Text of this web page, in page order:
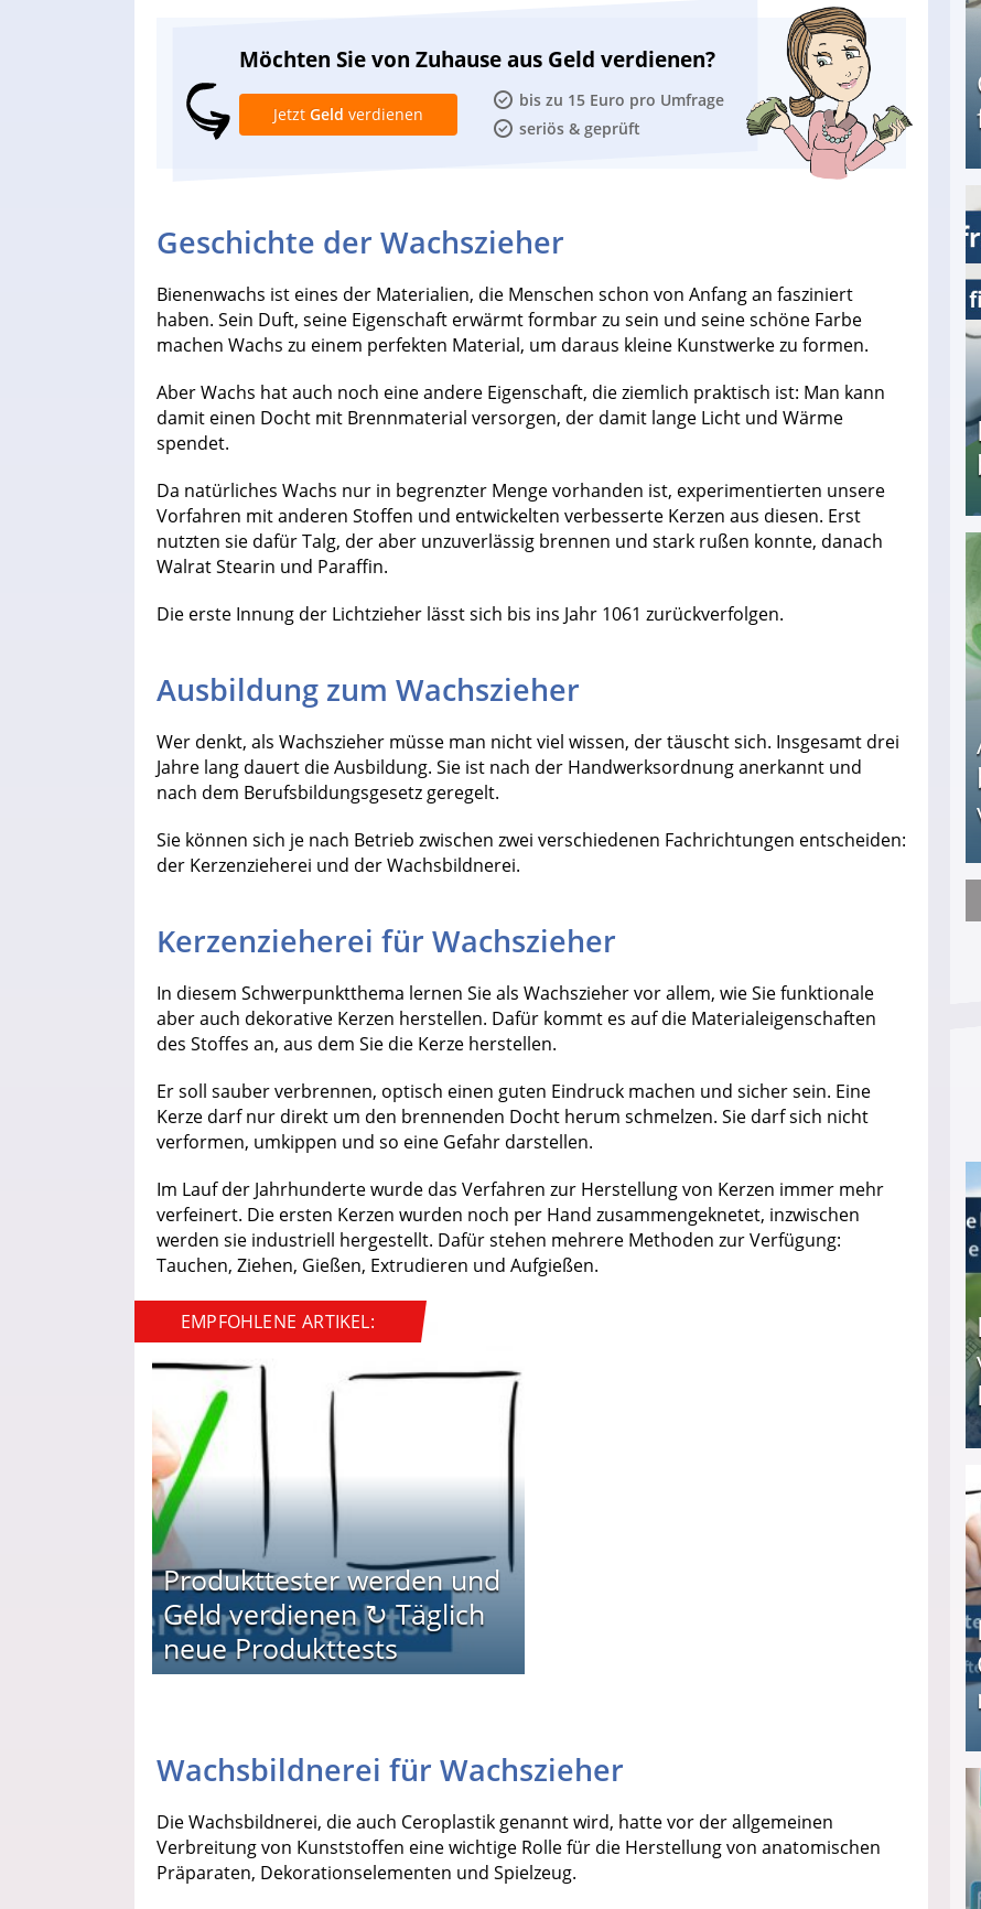
Möchten Sie von Zuhause aus Geld verdienen?
bis zu 15 Euro pro Umfrage
seriös & geprüft
Jetzt Geld verdienen
Geschichte der Wachszieher
Bienenwachs ist eines der Materialien, die Menschen schon von Anfang an fasziniert
haben. Sein Duft, seine Eigenschaft erwärmt formbar zu sein und seine schöne Farbe
machen Wachs zu einem perfekten Material, um daraus kleine Kunstwerke zu formen.
Aber Wachs hat auch noch eine andere Eigenschaft, die ziemlich praktisch ist: Man kann
damit einen Docht mit Brennmaterial versorgen, der damit lange Licht und Wärme
spendet.
Da natürliches Wachs nur in begrenzter Menge vorhanden ist, experimentierten unsere
Vorfahren mit anderen Stoffen und entwickelten verbesserte Kerzen aus diesen. Erst
nutzten sie dafür Talg, der aber unzuverlässig brennen und stark rußen konnte, danach
Walrat Stearin und Paraffin.
Die erste Innung der Lichtzieher lässt sich bis ins Jahr 1061 zurückverfolgen.
Ausbildung zum Wachszieher
Wer denkt, als Wachszieher müsse man nicht viel wissen, der täuscht sich. Insgesamt drei
Jahre lang dauert die Ausbildung. Sie ist nach der Handwerksordnung anerkannt und
nach dem Berufsbildungsgesetz geregelt.
Sie können sich je nach Betrieb zwischen zwei verschiedenen Fachrichtungen entscheiden:
der Kerzenzieherei und der Wachsbildnerei.
Kerzenzieherei für Wachszieher
In diesem Schwerpunktthema lernen Sie als Wachszieher vor allem, wie Sie funktionale
aber auch dekorative Kerzen herstellen. Dafür kommt es auf die Materialeigenschaften
des Stoffes an, aus dem Sie die Kerze herstellen.
Er soll sauber verbrennen, optisch einen guten Eindruck machen und sicher sein. Eine
Kerze darf nur direkt um den brennenden Docht herum schmelzen. Sie darf sich nicht
verformen, umkippen und so eine Gefahr darstellen.
Im Lauf der Jahrhunderte wurde das Verfahren zur Herstellung von Kerzen immer mehr
verfeinert. Die ersten Kerzen wurden noch per Hand zusammengeknetet, inzwischen
werden sie industriell hergestellt. Dafür stehen mehrere Methoden zur Verfügung:
Tauchen, Ziehen, Gießen, Extrudieren und Aufgießen.
EMPFOHLENE ARTIKEL:
Produkttester werden und
Geld verdienen ↻ Täglich
neue Produkttests
Wachsbildnerei für Wachszieher
Die Wachsbildnerei, die auch Ceroplastik genannt wird, hatte vor der allgemeinen
Verbreitung von Kunststoffen eine wichtige Rolle für die Herstellung von anatomischen
Präparaten, Dekorationselementen und Spielzeug.
Arbeitslosengeld: Wofür bekommt man es
Produkttester werden und Geld verdienen ↻